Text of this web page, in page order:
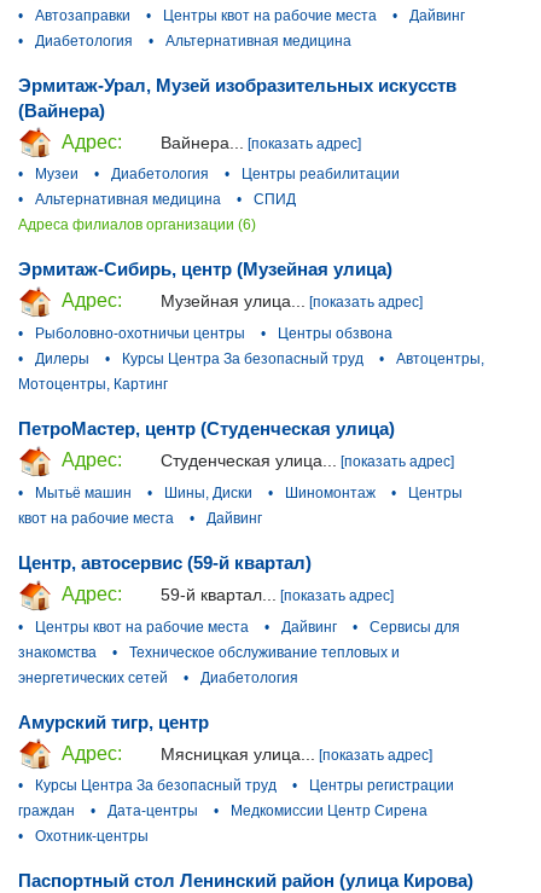
•
Автозаправки • Центры квот на рабочие места •
Дайвинг
•
Диабетология • Альтернативная медицина
Эрмитаж-Урал, Музей изобразительных искусств
(Вайнера)
Адрес:
Вайнера...
[показать адрес]
•
Музеи • Диабетология •
Центры реабилитации
•
Альтернативная медицина •
СПИД
Адреса филиалов организации (6)
Эрмитаж-Сибирь, центр (Музейная улица)
Адрес:
Музейная улица... [показать адрес]
•
Рыболовно-охотничьи центры •
Центры обзвона
•
Дилеры • Курсы Центра За безопасный труд •
Автоцентры,
Мотоцентры, Картинг
ПетроМастер, центр (Студенческая улица)
Адрес:
Студенческая улица...
[показать адрес]
•
Мытьё машин • Шины, Диски • Шиномонтаж •
Центры
квот на рабочие места
• Дайвинг
Центр, автосервис (59-й квартал)
Адрес:
59-й квартал...
[показать адрес]
•
Центры квот на рабочие места • Дайвинг •
Сервисы для
знакомства
•
Техническое обслуживание тепловых и
энергетических сетей
• Диабетология
Амурский тигр, центр
Адрес:
Мясницкая улица...
[показать адрес]
•
Курсы Центра За безопасный труд •
Центры регистрации
граждан
• Дата-центры •
Медкомиссии Центр Сирена
•
Охотник-центры
Паспортный стол Ленинский район (улица Кирова)